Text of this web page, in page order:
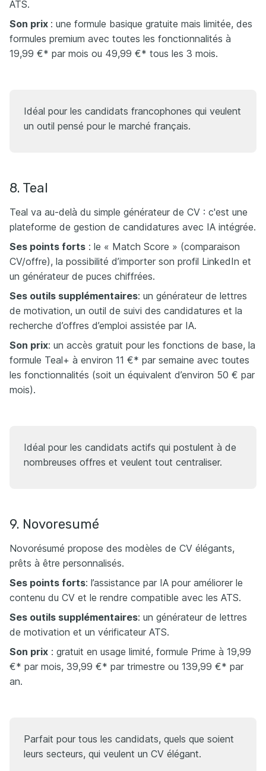
ATS.
Son prix ​​: une formule basique gratuite mais limitée, des
formules premium avec toutes les fonctionnalités à
19,99 €* par mois ou 49,99 €* tous les 3 mois.
Idéal pour les candidats francophones qui veulent
un outil pensé pour le marché français.
8. Teal
Teal va au-delà du simple générateur de CV : c'est une
plateforme de gestion de candidatures avec IA intégrée.​
Ses points forts : le « Match Score » (comparaison
CV/offre), la possibilité d’importer son profil LinkedIn et
un générateur de puces chiffrées.
Ses outils supplémentaires: un générateur de lettres
de motivation, un outil de suivi des candidatures et la
recherche d’offres d’emploi assistée par IA.
Son prix: un accès gratuit pour les fonctions de base, la
formule Teal+ à environ 11 €* par semaine avec toutes
les fonctionnalités (soit un équivalent d’environ 50 € par
mois).
Idéal pour les candidats actifs qui postulent à de
nombreuses offres et veulent tout centraliser.
9. Novoresumé
Novorésumé propose des modèles de CV élégants,
prêts à être personnalisés.
Ses points forts: l’assistance par IA pour améliorer le
contenu du CV et le rendre compatible avec les ATS.
Ses outils supplémentaires: un générateur de lettres
de motivation et un vérificateur ATS.​
Son prix ​​: gratuit en usage limité, formule Prime à 19,99
€* par mois, 39,99 €* par trimestre ou 139,99 €* par
an.​
Parfait pour tous les candidats, quels que soient
leurs secteurs, qui veulent un CV élégant.